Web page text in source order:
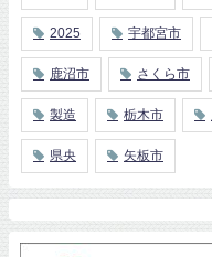
2025 宇都宮市
鹿沼市 さくら市
製造 栃木市
県央 矢板市